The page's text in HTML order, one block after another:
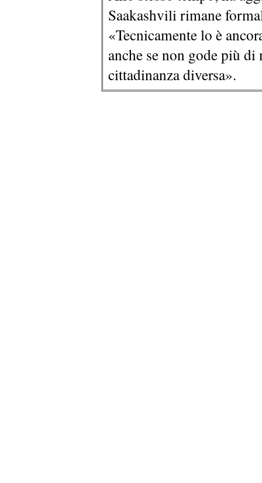
Saakashvili rimane
«Tecnicamente lo è
anche se non gode più
cittadinanza diversa».